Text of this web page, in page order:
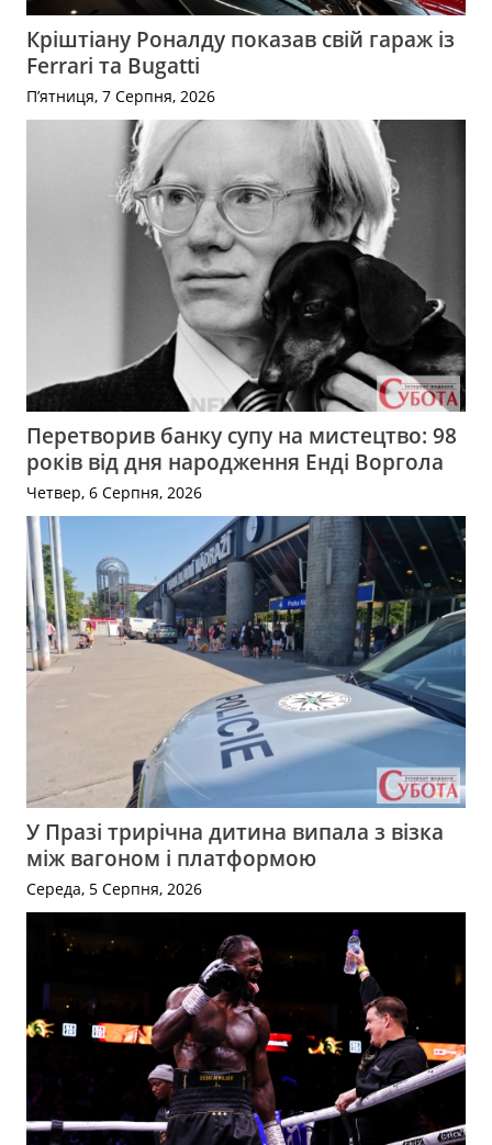
Кріштіану Роналду показав свій гараж із
Ferrari та Bugatti
П’ятниця, 7 Серпня, 2026
Перетворив банку супу на мистецтво: 98
років від дня народження Енді Воргола
Четвер, 6 Серпня, 2026
У Празі трирічна дитина випала з візка
між вагоном і платформою
Середа, 5 Серпня, 2026